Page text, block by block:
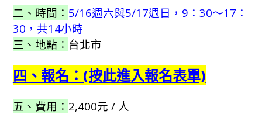
二、時間： 5/16週六與5/17週日，9：30～17：
30，共14小時
三、地點： 台北市
四、報名：(按此進入報名表單)
五、費用： 2,400元 / 人